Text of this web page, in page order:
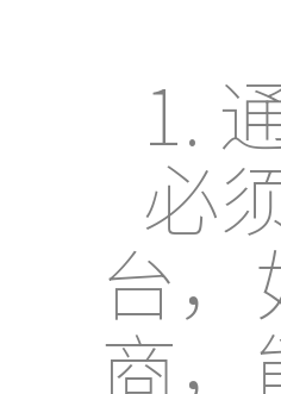
1.
必
台
商